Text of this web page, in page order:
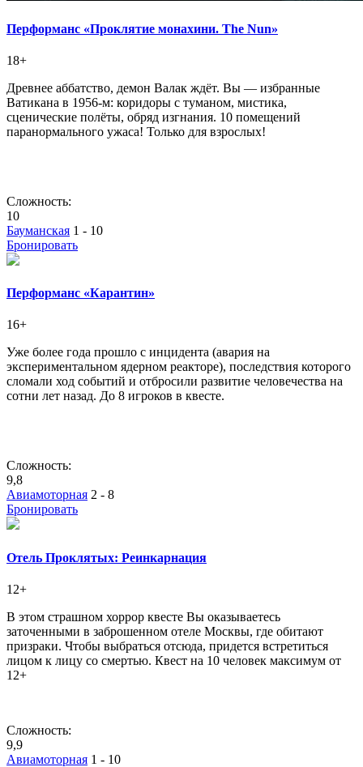
Перформанс «Проклятие монахини. The Nun»
18+
Древнее аббатство, демон Валак ждёт. Вы — избранные
Ватикана в 1956-м: коридоры с туманом, мистика,
сценические полёты, обряд изгнания. 10 помещений
паранормального ужаса! Только для взрослых!
Сложность:
10
Бауманская 1 - 10
Бронировать
Перформанс «Карантин»
16+
Уже более года прошло с инцидента (авария на
экспериментальном ядерном реакторе), последствия которого
сломали ход событий и отбросили развитие человечества на
сотни лет назад. До 8 игроков в квесте.
Сложность:
9,8
Авиамоторная 2 - 8
Бронировать
Отель Проклятых: Реинкарнация
12+
В этом страшном хоррор квесте Вы оказываетесь
заточенными в заброшенном отеле Москвы, где обитают
призраки. Чтобы выбраться отсюда, придется встретиться
лицом к лицу со смертью. Квест на 10 человек максимум от
12+
Сложность:
9,9
Авиамоторная 1 - 10